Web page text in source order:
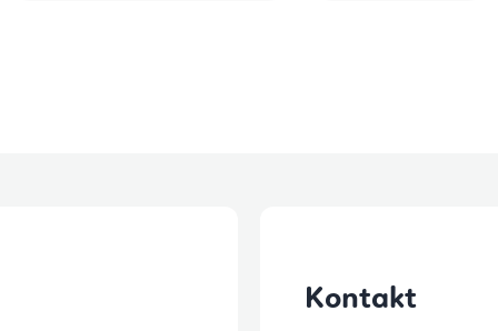
Kontakt